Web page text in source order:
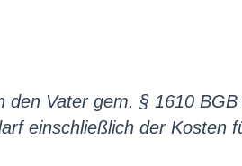
den Vater gem. § 1610
einschließlich der Kosten